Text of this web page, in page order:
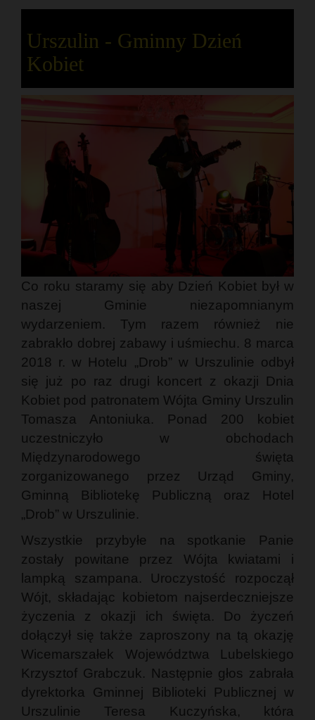
Urszulin - Gminny Dzień
Kobiet
Co roku staramy się aby Dzień Kobiet był w
naszej Gminie niezapomnianym
wydarzeniem. Tym razem również nie
zabrakło dobrej zabawy i uśmiechu. 8 marca
2018 r. w Hotelu „Drob” w Urszulinie odbył
się już po raz drugi koncert z okazji Dnia
Kobiet pod patronatem Wójta Gminy Urszulin
Tomasza Antoniuka. Ponad 200 kobiet
uczestniczyło w obchodach
Międzynarodowego święta
zorganizowanego przez Urząd Gminy,
Gminną Bibliotekę Publiczną oraz Hotel
„Drob” w Urszulinie.
Wszystkie przybyłe na spotkanie Panie
zostały powitane przez Wójta kwiatami i
lampką szampana. Uroczystość rozpoczął
Wójt, składając kobietom najserdeczniejsze
życzenia z okazji ich święta. Do życzeń
dołączył się także zaproszony na tą okazję
Wicemarszałek Województwa Lubelskiego
Krzysztof Grabczuk. Następnie głos zabrała
dyrektorka Gminnej Biblioteki Publicznej w
Urszulinie Teresa Kuczyńska, która